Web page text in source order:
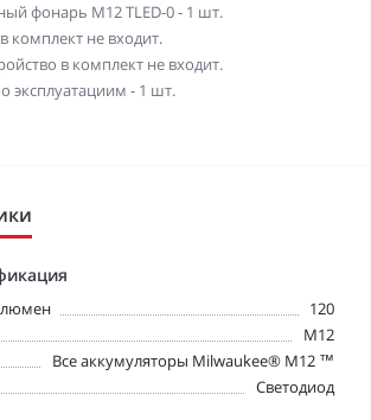
фонарь M12 TLED-0 - 1 шт.
комплект не входит.
в комплект не входит.
эксплуатациим - 1 шт.
люмен
120
М12
Все аккумуляторы Milwaukee® М12 ™
Светодиод